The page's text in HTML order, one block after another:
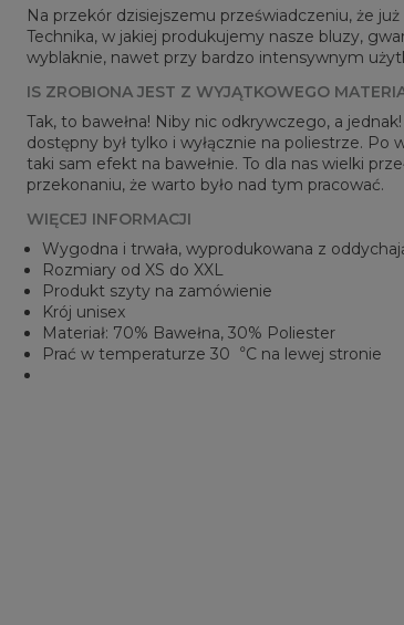
C
Na przekór dzisiejszemu przeświadczeniu, że
Technika, w jakiej produkujemy nasze bluzy,
wyblaknie, nawet przy bardzo intensywnym
IS ZROBIONA JEST Z WYJĄTKOWEGO
Tak, to bawełna! Niby nic odkrywczego, a
dostępny był tylko i wyłącznie na poliestrze. Po
taki sam efekt na bawełnie. To dla nas wielki
przekonaniu, że warto było nad tym pracować.
WIĘCEJ INFORMACJI
Wygodna i trwała, wyprodukowana z
Rozmiary od XS do XXL
Produkt szyty na zamówienie
Krój unisex
Materiał: 70% Bawełna, 30% Poliester
Prać w temperaturze 30︒C na lewej stronie